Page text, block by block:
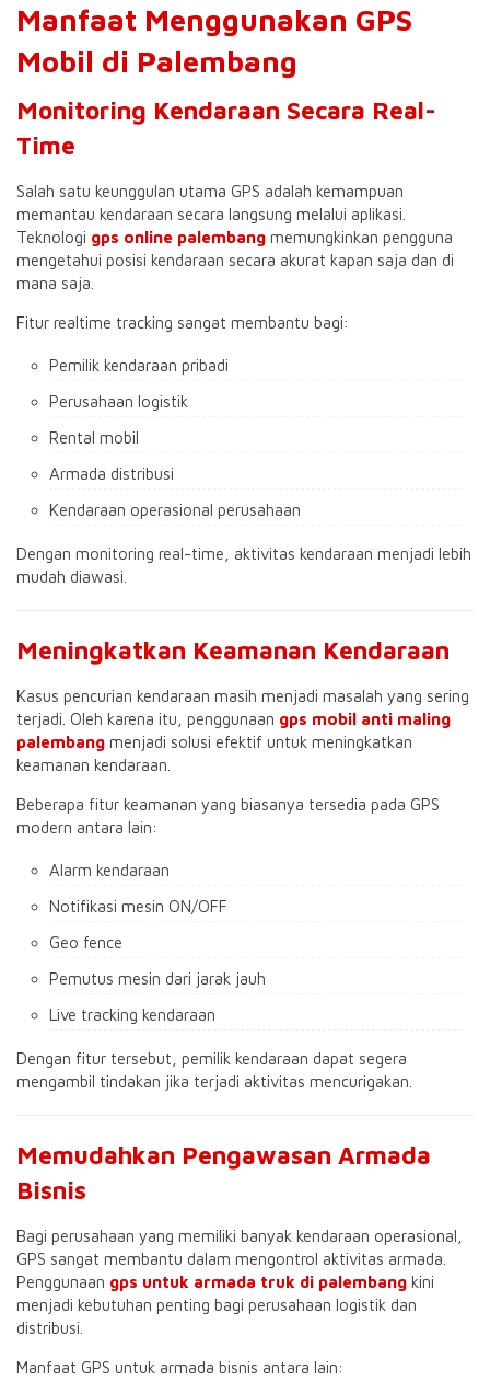
Manfaat Menggunakan GPS
Mobil di Palembang
Monitoring Kendaraan Secara Real-
Time
Salah satu keunggulan utama GPS adalah kemampuan
memantau kendaraan secara langsung melalui aplikasi.
Teknologi gps online palembang memungkinkan pengguna
mengetahui posisi kendaraan secara akurat kapan saja dan di
mana saja.
Fitur realtime tracking sangat membantu bagi:
Pemilik kendaraan pribadi
Perusahaan logistik
Rental mobil
Armada distribusi
Kendaraan operasional perusahaan
Dengan monitoring real-time, aktivitas kendaraan menjadi lebih
mudah diawasi.
Meningkatkan Keamanan Kendaraan
Kasus pencurian kendaraan masih menjadi masalah yang sering
terjadi. Oleh karena itu, penggunaan gps mobil anti maling
palembang menjadi solusi efektif untuk meningkatkan
keamanan kendaraan.
Beberapa fitur keamanan yang biasanya tersedia pada GPS
modern antara lain:
Alarm kendaraan
Notifikasi mesin ON/OFF
Geo fence
Pemutus mesin dari jarak jauh
Live tracking kendaraan
Dengan fitur tersebut, pemilik kendaraan dapat segera
mengambil tindakan jika terjadi aktivitas mencurigakan.
Memudahkan Pengawasan Armada
Bisnis
Bagi perusahaan yang memiliki banyak kendaraan operasional,
GPS sangat membantu dalam mengontrol aktivitas armada.
Penggunaan gps untuk armada truk di palembang kini
menjadi kebutuhan penting bagi perusahaan logistik dan
distribusi.
Manfaat GPS untuk armada bisnis antara lain: